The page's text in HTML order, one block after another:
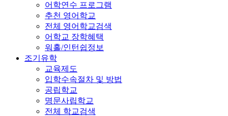
어학연수 프로그램
추천 영어학교
전체 영어학교검색
어학교 장학혜택
워홀/인턴쉽정보
조기유학
교육제도
입학수속절차 및 방법
공립학교
명문사립학교
전체 학교검색